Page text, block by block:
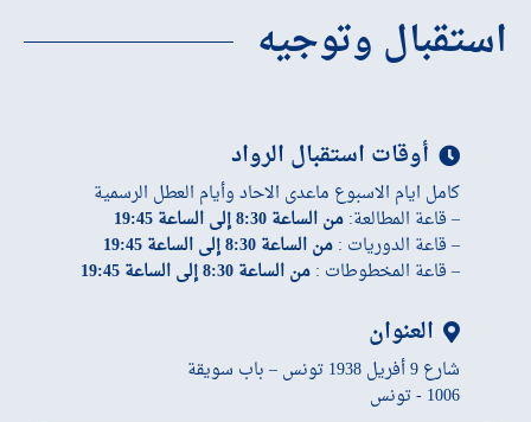
استقبال وتوجيه
أوقات استقبال الرواد
كامل ايام الاسبوع ماعدى الاحاد وأيام العطل الرسمية
– قاعة المطالعة:من الساعة 8:30 إلى الساعة 19:45
– قاعة الدوريات :من الساعة 8:30 إلى الساعة 19:45
– قاعة المخطوطات :من الساعة 8:30 إلى الساعة 19:45
العنوان
شارع 9 أفريل 1938 تونس – باب سويقة
1006 - تونس